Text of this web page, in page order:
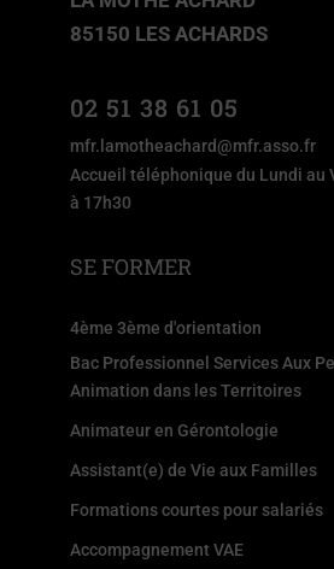
85150 LES ACHARDS
02 51 38 61 05
mfr.lamotheachard@mfr.asso.fr
Accueil téléphonique du Lundi au
à 17h30
SE FORMER
4ème 3ème d'orientation
Bac Professionnel Services Aux
Animation dans les Territoires
Animateur en Gérontologie
Assistant(e) de Vie aux Familles
Formations courtes pour salariés
Accompagnement VAE